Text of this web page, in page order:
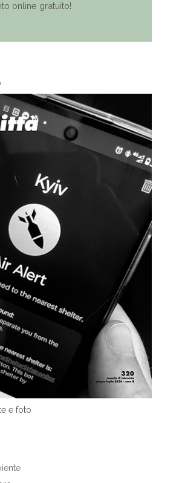
e foto
online gratuito!